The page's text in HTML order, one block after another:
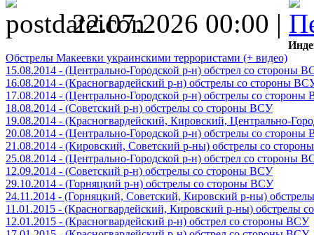
22.07.2026 00:00 |
Обстрелы Макеевки украинскими террористами (+ видео)
15.08.2014 - (Центрально-Городской р-н) обстрел со стороны
16.08.2014 - (Красногвардейский р-н) обстрелы со стороны
17.08.2014 - (Центрально-Городской р-н) обстрелы со стороны
18.08.2014 - (Советский р-н) обстрелы со стороны ВСУ
19.08.2014 - (Красногвардейский, Кировский, Центрально-
20.08.2014 - (Центрально-Городской р-н) обстрелы со стороны
21.08.2014 - (Кировский, Советский р-ны) обстрелы со
25.08.2014 - (Центрально-Городской р-н) обстрел со стороны
12.09.2014 - (Советский р-н) обстрелы со стороны ВСУ
29.10.2014 - (Горняцкий р-н) обстрелы со стороны ВСУ
24.11.2014 - (Горняцкий, Советский, Кировский р-ны)
11.01.2015 - (Красногвардейский, Кировский р-ны) обстрелы
12.01.2015 - (Красногвардейский р-н) обстрел со стороны ВСУ